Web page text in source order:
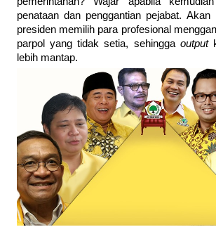
penataan dan penggantian pejabat. Akan
presiden memilih para profesional
parpol yang tidak setia, sehingga output
lebih mantap.